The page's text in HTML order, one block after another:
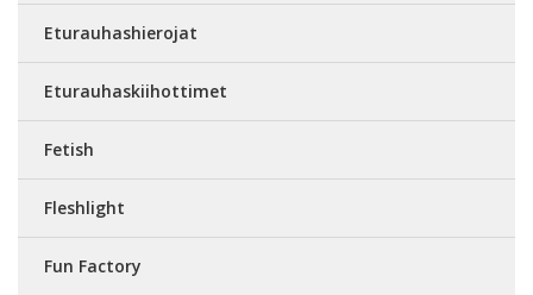
Eturauhashierojat
Eturauhaskiihottimet
Fetish
Fleshlight
Fun Factory